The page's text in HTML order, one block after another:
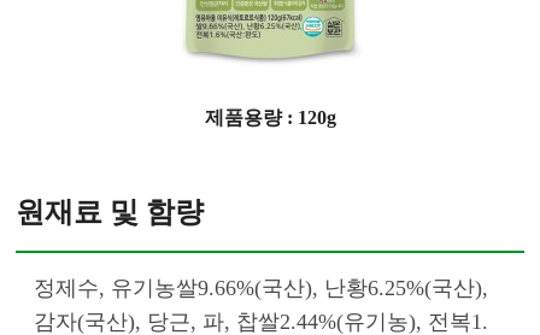
제품용량 : 120g
원재료 및 함량
정제수, 유기농쌀9.66%(국산), 난황6.25%(국산),
감자(국산), 당근, 파, 찹쌀2.44%(유기농), 전복1.